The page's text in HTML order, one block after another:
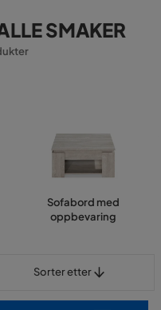
SMAKER
Sofabord med
oppbevaring
Sorter etter